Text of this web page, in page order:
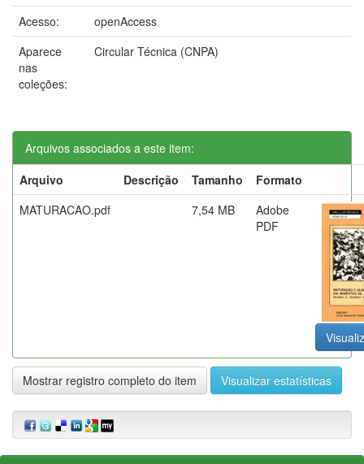
Acesso:
openAccess
Aparece
nas
coleções:
Circular Técnica (CNPA)
Arquivos associados a este item:
Arquivo
Descrição Tamanho
Formato
MATURACAO.pdf
7,54 MB
Adobe
PDF
Mostrar registro completo do item Visualizar estatísticas